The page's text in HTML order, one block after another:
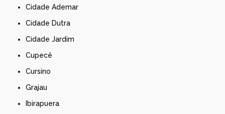
Cidade Ademar
Cidade Dutra
Cidade Jardim
Cupecê
Cursino
Grajau
Ibirapuera